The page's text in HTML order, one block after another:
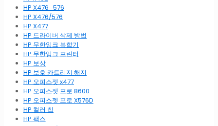
HP X476_576
HP X476/576
HP X477
HP 드라이버 삭제 방법
HP 무한잉크 복합기
HP 무한잉크 프린터
HP 보상
HP 보호 카트리지 해지
HP 오피스젯 x477
HP 오피스젯 프로 8600
HP 오피스젯 프로 X576D
HP 컬러 칩
HP 팩스